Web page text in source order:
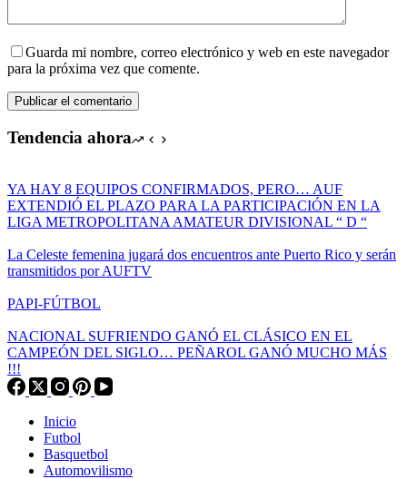
Guarda mi nombre, correo electrónico y web en este navegador
para la próxima vez que comente.
Publicar el comentario
Tendencia ahora
YA HAY 8 EQUIPOS CONFIRMADOS, PERO… AUF
EXTENDIÓ EL PLAZO PARA LA PARTICIPACIÓN EN LA
LIGA METROPOLITANA AMATEUR DIVISIONAL “ D “
La Celeste femenina jugará dos encuentros ante Puerto Rico y serán
transmitidos por AUFTV
PAPI-FÚTBOL
NACIONAL SUFRIENDO GANÓ EL CLÁSICO EN EL
CAMPEÓN DEL SIGLO… PEÑAROL GANÓ MUCHO MÁS
!!!
Inicio
Futbol
Basquetbol
Automovilismo